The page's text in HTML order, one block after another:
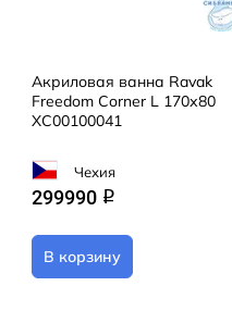
Акриловая ванна Ravak
Freedom Corner L 170х80
XC00100041
Чехия
299990 q
В корзину